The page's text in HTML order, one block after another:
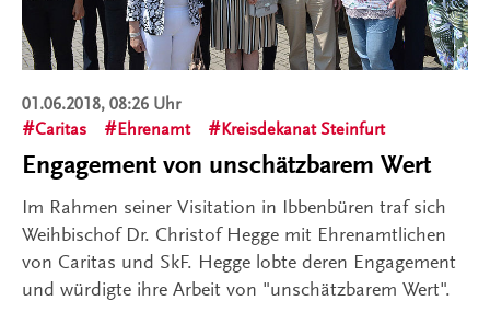
01.06.2018, 08:26 Uhr
Caritas
Ehrenamt Kreisdekanat Steinfurt
Engagement von unschätzbarem Wert
Im Rahmen seiner Visitation in Ibbenbüren traf sich
Weihbischof Dr. Christof Hegge mit Ehrenamtlichen
von Caritas und SkF. Hegge lobte deren Engagement
und würdigte ihre Arbeit von "unschätzbarem Wert".